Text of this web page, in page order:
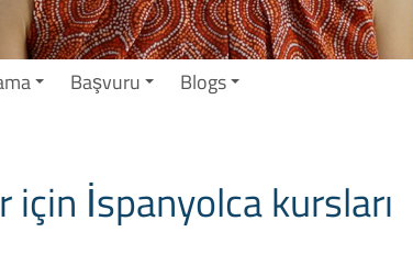
Başvuru Blogs
İspanyolca kursları